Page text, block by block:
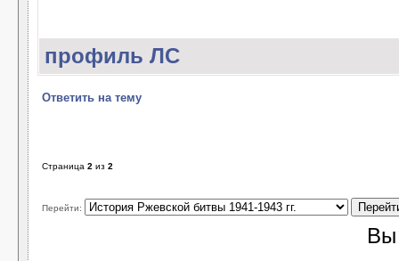
профиль ЛС
Ответить на тему
Страница 2 из 2
Перейти: